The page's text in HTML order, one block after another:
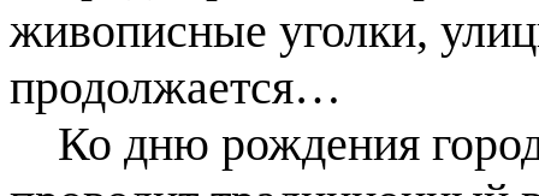
живописные уголки,
продолжается…
Ко дню рождения